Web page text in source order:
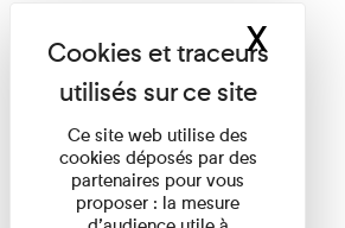
Ce site web utilise des
cookies déposés par des
partenaires pour vous
proposer : la mesure
X